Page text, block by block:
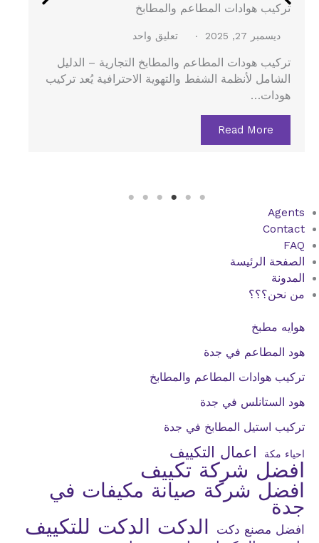
هود الستانلس في جدة
ديسمبر 27, 2025 لا توجد تعليقات
هود الستانلس في جدة – الدليل الشامل لتركيب هود
المطاعم والمطابخ المركزية يُعد هود الستانلس…
Read More
Agents
Contact
FAQ
الصفحة الرئيسة
المدونة
من نحن؟؟؟
هوايه مطبخ
هود المطاعم في جدة
تركيب هوادات المطاعم والمطابخ
هود الستانلس في جدة
تركيب استيل المطابخ في جدة
احياء مكة اعمال التكييف
افضل شركة تكييف
افضل شركة صيانة مكيفات في
جدة
افضل مصنع دكت الدكت الدكت للتكييف